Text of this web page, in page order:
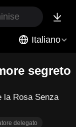
Italiano
segreto
la Rosa Senza
delegato